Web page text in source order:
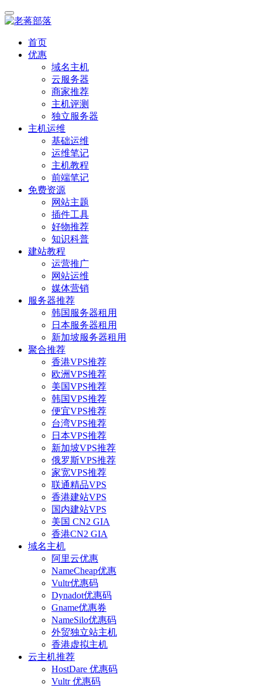
首页
优惠
域名主机
云服务器
商家推荐
主机评测
独立服务器
主机运维
基础运维
运维笔记
主机教程
前端笔记
免费资源
网站主题
插件工具
好物推荐
知识科普
建站教程
运营推广
网站运维
媒体营销
服务器推荐
韩国服务器租用
日本服务器租用
新加坡服务器租用
聚合推荐
香港VPS推荐
欧洲VPS推荐
美国VPS推荐
韩国VPS推荐
便宜VPS推荐
台湾VPS推荐
日本VPS推荐
新加坡VPS推荐
俄罗斯VPS推荐
家宽VPS推荐
联通精品VPS
香港建站VPS
国内建站VPS
美国 CN2 GIA
香港CN2 GIA
域名主机
阿里云优惠
NameCheap优惠
Vultr优惠码
Dynadot优惠码
Gname优惠券
NameSilo优惠码
外贸独立站主机
香港虚拟主机
云主机推荐
HostDare 优惠码
Vultr 优惠码